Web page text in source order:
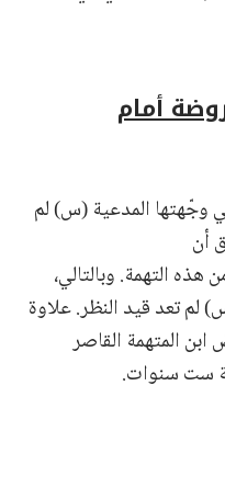
أمام
وجّهتها المدعية (س) لم
أن
هذه التهمة. وبالتالي،
لم تعد قيد النظر. علاوة
المتهمة القاصر
ست سنوات.